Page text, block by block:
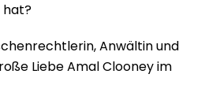
hat?
Anwältin und
Liebe Amal Clooney im